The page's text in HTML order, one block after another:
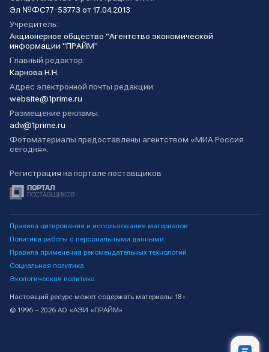
Эл №ФС77-53773 от 17.04.2013
Учредитель:
Акционерное общество "Агентство экономической
информации "ПРАЙМ"
Главный редактор:
Карнова Н.Н.
Адрес электронной почты редакции:
website@1prime.ru
Размещение рекламы:
adv@1prime.ru
Фотоматериалы предоставлены агентством «МИА Россия
сегодня».
Регистрация на портале поставщиков
Правила цитирования и использования материалов
Политика работы с персональными данными
Правила применения рекомендательных технологий
Социальная политика
Экологическая политика
Настоящий ресурс может содержать материалы 18+
© 1996 – 2026 АО «АЭИ «ПРАЙМ»